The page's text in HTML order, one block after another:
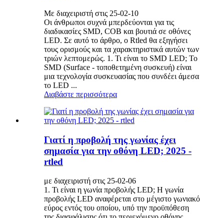
Με διαχειριστή στις 25-02-10
Οι άνθρωποι συχνά μπερδεύονται για τις
διαδικασίες SMD, COB και βουτιά σε οθόνες
LED. Σε αυτό το άρθρο, ο Rtled θα εξηγήσει
τους ορισμούς και τα χαρακτηριστικά αυτών των
τριών λεπτομερώς. 1. Τι είναι το SMD LED; Το
SMD (Surface - τοποθετημένη συσκευή) είναι
μια τεχνολογία συσκευασίας που συνδέει άμεσα
το LED ...
Διαβάστε περισσότερα
Γιατί η προβολή της γωνίας έχει
σημασία για την οθόνη LED; 2025 -
rtled
με διαχειριστή στις 25-02-06
1. Τι είναι η γωνία προβολής LED; Η γωνία
προβολής LED αναφέρεται στο μέγιστο γωνιακό
εύρος εντός του οποίου, υπό την προϋπόθεση